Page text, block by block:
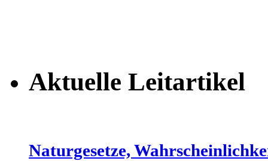
Aktuelle Leitartikel
Naturgesetze,